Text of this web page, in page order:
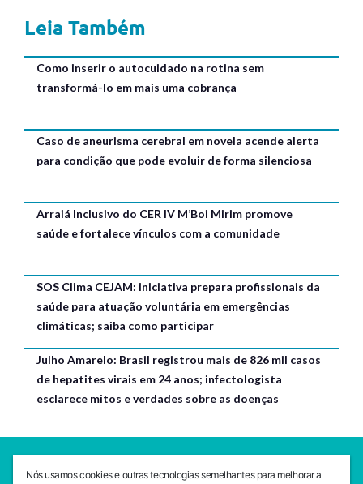
Leia Também
Como inserir o autocuidado na rotina sem
transformá-lo em mais uma cobrança
Caso de aneurisma cerebral em novela acende alerta
para condição que pode evoluir de forma silenciosa
Arraiá Inclusivo do CER IV M’Boi Mirim promove
saúde e fortalece vínculos com a comunidade
SOS Clima CEJAM: iniciativa prepara profissionais da
saúde para atuação voluntária em emergências
climáticas; saiba como participar
Julho Amarelo: Brasil registrou mais de 826 mil casos
de hepatites virais em 24 anos; infectologista
esclarece mitos e verdades sobre as doenças
SEDE CEJAM
Nós usamos cookies e outras tecnologias semelhantes para melhorar a